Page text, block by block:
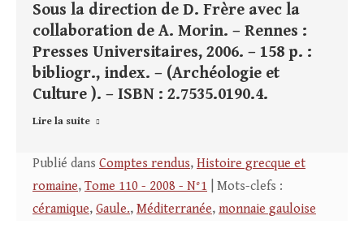
Sous la direction de D. Frère avec la
collaboration de A. Morin. – Rennes :
Presses Universitaires, 2006. – 158 p. :
bibliogr., index. – (Archéologie et
Culture ). – ISBN : 2.7535.0190.4.
Lire la suite
Publié dans Comptes rendus, Histoire grecque et
romaine, Tome 110 - 2008 - N°1 | Mots-clefs :
céramique, Gaule., Méditerranée, monnaie gauloise